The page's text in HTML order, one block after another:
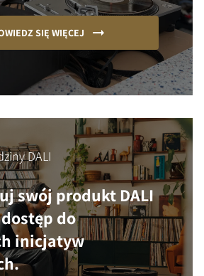
SIĘ WIĘCEJ
DALI
swój produkt DALI
do
inicjatyw